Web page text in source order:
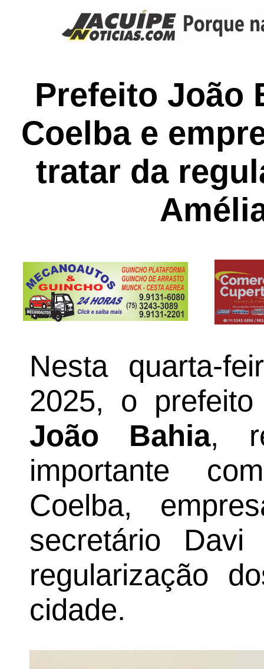
Prefeito João
Coelba e
tratar da
Nesta quarta-
2025, o
João Bahia,
importante
Coelba,
secretário
regularização
cidade.